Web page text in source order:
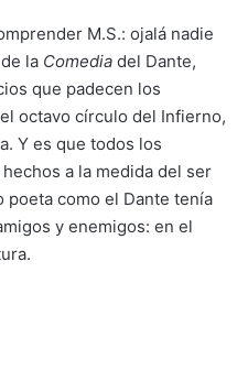
M.S.: ojalá nadie
la Comedia del Dante,
que padecen los
octavo círculo del Infierno,
Y es que todos los
a la medida del ser
poeta como el Dante tenía
y enemigos: en el